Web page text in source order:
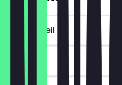
~10 € Vorteil
90 Tage